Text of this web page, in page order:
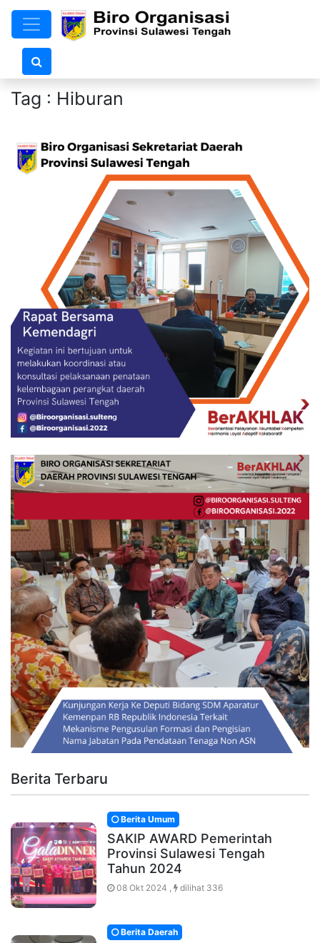
Tag : Hiburan
Berita Terbaru
Berita Umum
SAKIP AWARD Pemerintah
Provinsi Sulawesi Tengah
Tahun 2024
08 Okt 2024 , dilihat 336
Berita Daerah